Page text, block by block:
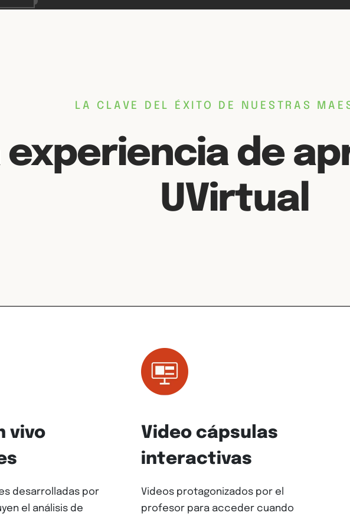
LA CLAVE DEL ÉXITO DE NUESTRAS
experiencia de
UVirtual
vivo
desarrolladas por
el análisis de
Video cápsulas
interactivas
Videos protagonizados por el
profesor para acceder cuando